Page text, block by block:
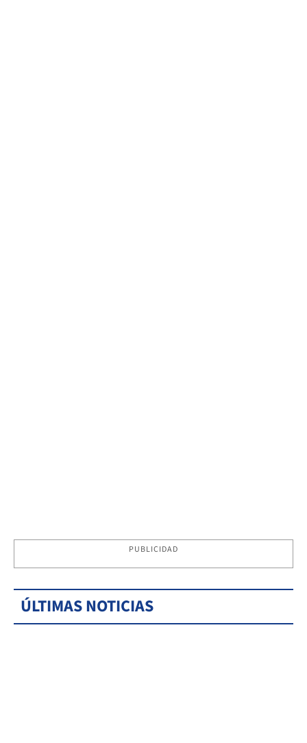
PUBLICIDAD
ÚLTIMAS NOTICIAS